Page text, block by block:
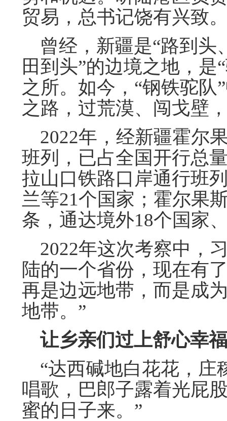
贸易，总书记饶有兴致
曾经，新疆是“路到头
田到头”的边境之地，是
之所。如今，“钢铁驼
之路，过荒漠、闯戈壁
2022年，经新疆霍尔
班列，已占全国开行总
拉山口铁路口岸通行班
兰等21个国家；霍尔果
条，通达境外18个国家
2022年这次考察中，
陆的一个省份，现在有
再是边远地带，而是成
地带。”
让乡亲们过上舒心幸
“达西碱地白花花，庄
唱歌，巴郎子露着光屁
蜜的日子来。”